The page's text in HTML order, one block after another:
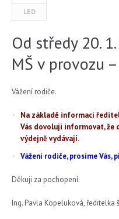
LED
Od středy 20.
MŠ v provozu
Vážení rodiče.
Na základě informací
Vás dovoluji informovat, že
výdejně vydávají.
Vážení rodiče, prosíme Vás,
Děkuji za pochopení.
Ing. Pavla Kopeluková, ředitelka